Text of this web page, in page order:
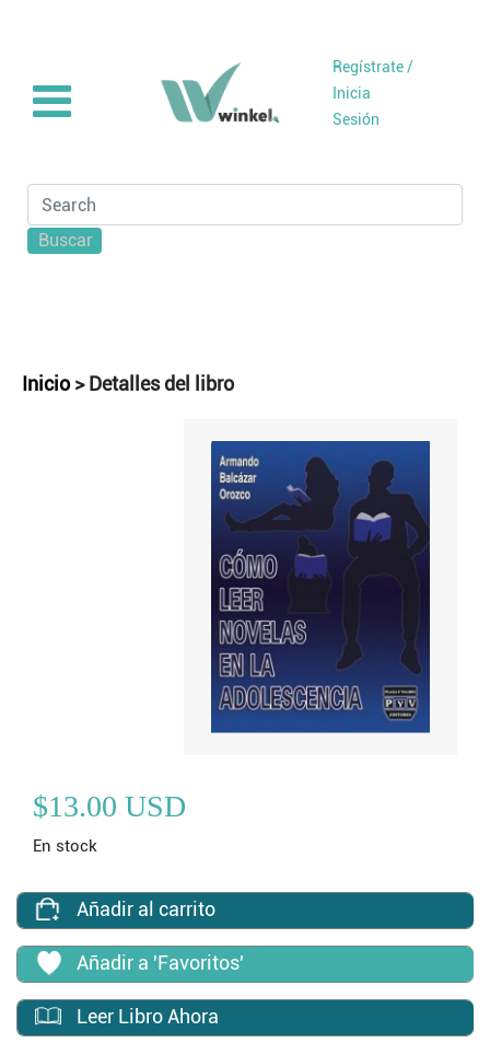
Regístrate /
Inicia
Sesión
Buscar
Inicio >Detalles del libro
$13.00 USD
En stock
Añadir al carrito
Añadir a 'Favoritos'
Leer Libro Ahora